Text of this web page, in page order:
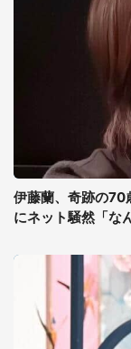
伊藤蘭、奇跡の70
にネット騒然「な